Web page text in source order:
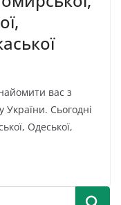
вас з
Сьогодні
Одеської,